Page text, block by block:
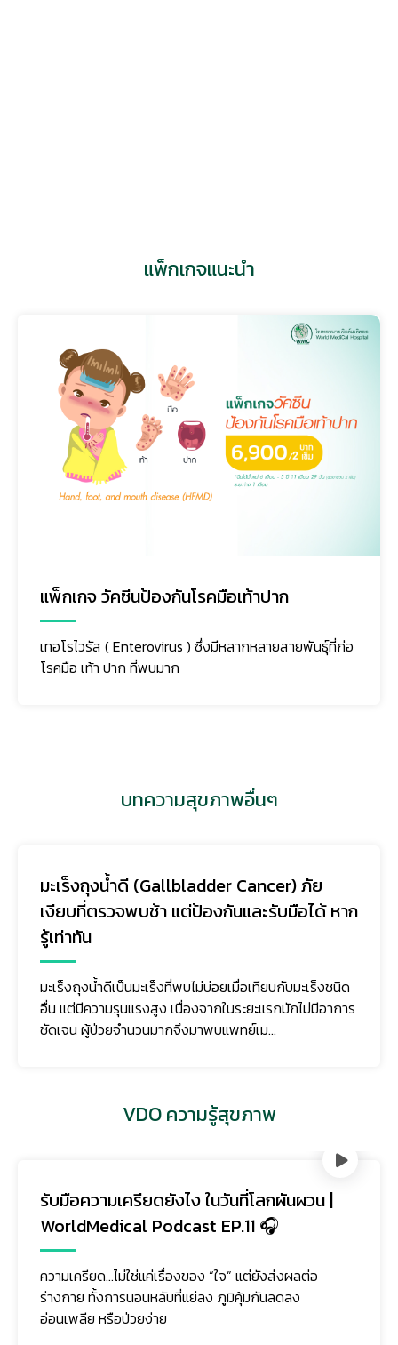
แพ็กเกจแนะนำ
แพ็กเกจ วัคซีนป้องกันโรคมือเท้าปาก
เทอโรไวรัส ( Enterovirus ) ซึ่งมีหลากหลายสายพันธุ์ที่ก่อ
โรคมือ เท้า ปาก ที่พบมาก
บทความสุขภาพอื่นๆ
มะเร็งถุงน้ำดี (Gallbladder Cancer) ภัย
เงียบที่ตรวจพบช้า แต่ป้องกันและรับมือได้ หาก
รู้เท่าทัน
มะเร็งถุงน้ำดีเป็นมะเร็งที่พบไม่บ่อยเมื่อเทียบกับมะเร็งชนิด
อื่น แต่มีความรุนแรงสูง เนื่องจากในระยะแรกมักไม่มีอาการ
ชัดเจน ผู้ป่วยจำนวนมากจึงมาพบแพทย์เม...
VDO ความรู้สุขภาพ
รับมือความเครียดยังไง ในวันที่โลกผันผวน |
WorldMedical Podcast EP.11 🎧
ความเครียด…ไม่ใช่แค่เรื่องของ “ใจ” แต่ยังส่งผลต่อ
ร่างกาย ทั้งการนอนหลับที่แย่ลง ภูมิคุ้มกันลดลง
อ่อนเพลีย หรือป่วยง่าย